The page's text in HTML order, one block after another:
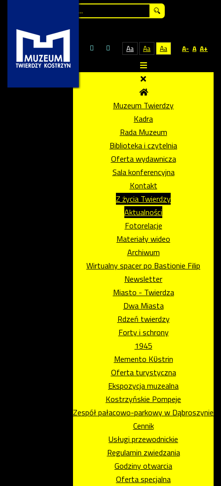
Aa Aa Aa A- A A+
Muzeum Twierdzy
Kadra
Rada Muzeum
Biblioteka i czytelnia
Oferta wydawnicza
Sala konferencyjna
Kontakt
Z życia Twierdzy
Aktualności
Fotorelacje
Materiały wideo
Archiwum
Wirtualny spacer po Bastionie Filip
Newsletter
Miasto - Twierdza
Dwa Miasta
Rdzeń twierdzy
Forty i schrony
1945
Memento Kϋstrin
Oferta turystyczna
Ekspozycja muzealna
Kostrzyńskie Pompeje
Zespół pałacowo-parkowy w Dąbroszynie
Cennik
Usługi przewodnickie
Regulamin zwiedzania
Godziny otwarcia
Oferta specjalna